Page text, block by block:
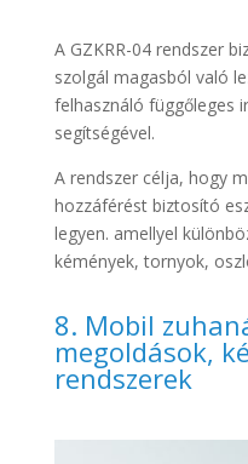
A GZKRR-04 rendszer
szolgál magasból való
felhasználó függőleges
segítségével.
A rendszer célja, hogy
hozzáférést biztosító
legyen. amellyel
kémények, tornyok,
8. Mobil
megoldások,
rendszerek